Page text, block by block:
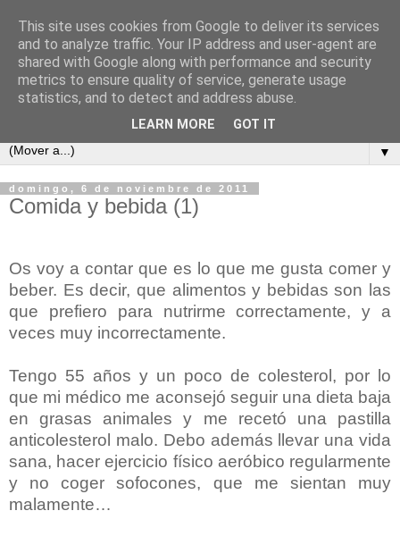
COSAS MIAS
Cuaderno de apuntes, opiniones, reflexiones y embustes de
Celso Pareja-Obregón López-Pazo y familia.
▼
domingo, 6 de noviembre de 2011
Comida y bebida (1)
Os voy a contar que es lo que me gusta comer y
beber. Es decir, que alimentos y bebidas son las
que prefiero para nutrirme correctamente, y a
veces muy incorrectamente.
Tengo 55 años y un poco de colesterol, por lo
que mi médico me aconsejó seguir una dieta baja
en grasas animales y me recetó una pastilla
anticolesterol malo. Debo además llevar una vida
sana, hacer ejercicio físico aeróbico regularmente
y no coger sofocones, que me sientan muy
malamente…
This site uses cookies from Google to deliver its services
and to analyze traffic. Your IP address and user-agent are
shared with Google along with performance and security
metrics to ensure quality of service, generate usage
statistics, and to detect and address abuse.
LEARN MORE GOT IT